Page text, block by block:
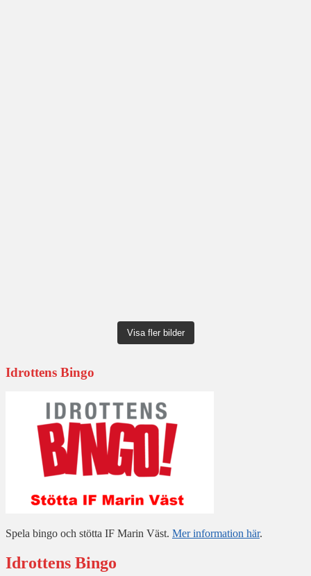
Visa fler bilder
Idrottens Bingo
Spela bingo och stötta IF Marin Väst. Mer information här.
Idrottens Bingo